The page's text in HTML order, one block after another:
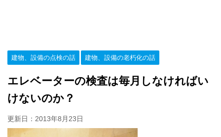
建物、設備の点検の話 建物、設備の老朽化の話
エレベーターの検査は毎月しなければい
けないのか？
更新日： 2013年8月23日